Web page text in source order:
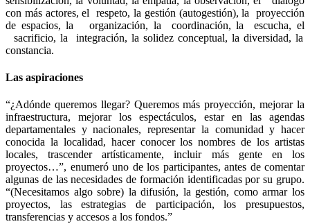
con más actores, el
respeto, la gestión (autogestión), la
proyección
de espacios, la
organización, la coordinación, la
escucha, el
sacrificio, la
integración, la solidez conceptual, la diversidad, la
constancia.
Las aspiraciones
“¿Adónde queremos llegar? Queremos más proyección, mejorar la
infraestructura, mejorar los espectáculos, estar en las agendas
departamentales y nacionales, representar la comunidad y hacer
conocida la localidad, hacer conocer los nombres de los artistas
locales, trascender artísticamente, incluir más gente en los
proyectos…”, enumeró uno de los participantes, antes de comentar
algunas de las necesidades de formación identificadas por su grupo.
“(Necesitamos algo sobre) la difusión, la gestión, como armar los
proyectos, las estrategias de participación, los presupuestos,
transferencias y accesos a los fondos.”